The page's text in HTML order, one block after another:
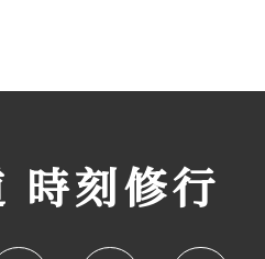
時刻修行